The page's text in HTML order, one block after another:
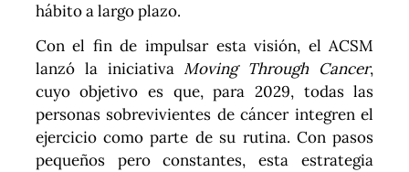
hábito a largo plazo.
Con el fin de impulsar esta visión, el ACSM
lanzó la iniciativaMoving Through Cancer,
cuyo objetivo es que, para 2029, todas las
personas sobrevivientes de cáncer integren el
ejercicio como parte de su rutina. Con pasos
pequeños pero constantes, esta estrategia